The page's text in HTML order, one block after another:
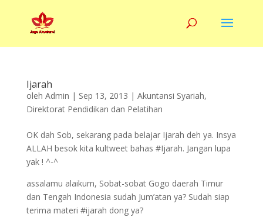
Ijarah
oleh Admin | Sep 13, 2013 | Akuntansi Syariah,
Direktorat Pendidikan dan Pelatihan
OK dah Sob, sekarang pada belajar Ijarah deh ya. Insya
ALLAH besok kita kultweet bahas #Ijarah. Jangan lupa
yak ! ^-^
assalamu alaikum, Sobat-sobat Gogo daerah Timur
dan Tengah Indonesia sudah Jum’atan ya? Sudah siap
terima materi #ijarah dong ya?